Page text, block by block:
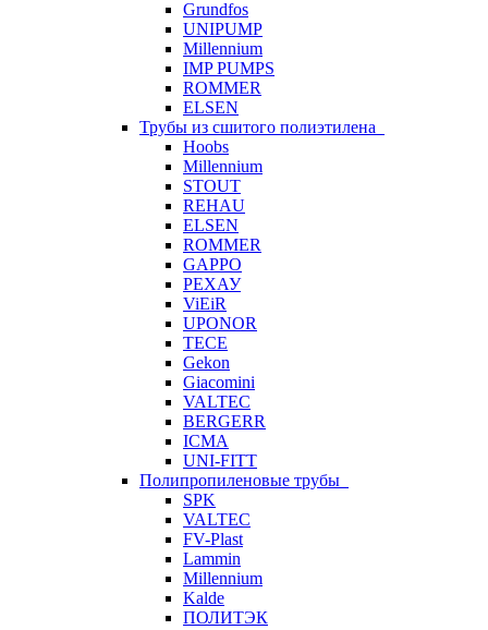
Grundfos
UNIPUMP
Millennium
IMP PUMPS
ROMMER
ELSEN
Трубы из сшитого полиэтилена
Hoobs
Millennium
STOUT
REHAU
ELSEN
ROMMER
GAPPO
РЕХАУ
ViEiR
UPONOR
TECE
Gekon
Giacomini
VALTEC
BERGERR
ICMA
UNI-FITT
Полипропиленовые трубы
SPK
VALTEC
FV-Plast
Lammin
Millennium
Kalde
ПОЛИТЭК